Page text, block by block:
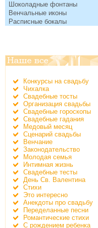
Шоколадные фонтаны
Венчальные иконы
Расписные бокалы
Конкурсы на свадьбу
Чихалка
Свадебные тосты
Организация свадьбы
Свадебные гороскопы
Свадебные гадания
Медовый месяц
Сценарий свадьбы
Венчание
Законодательство
Молодая семья
Интимная жизнь
Свадебные тесты
День Св. Валентина
Стихи
Это интересно
Анекдоты про свадьбу
Переделанные песни
Романтические стихи
С рождением ребенка